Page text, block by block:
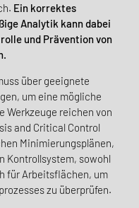
Ein korrektes
Analytik kann dabei
und Prävention von
über geeignete
um eine mögliche
Werkzeuge reichen von
and Critical Control
Minimierungsplänen,
Kontrollsystem, sowohl
für Arbeitsflächen, um
zu überprüfen.